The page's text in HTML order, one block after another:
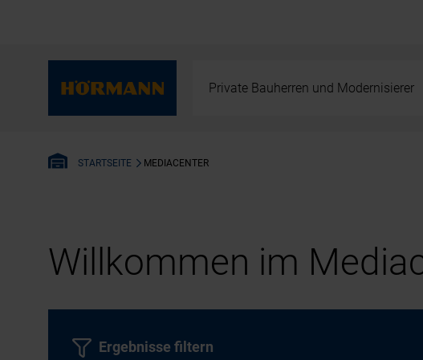
Private Bauherren und Modernisierer
STARTSEITE MEDIACENTER
Willkommen im
Ergebnisse filtern